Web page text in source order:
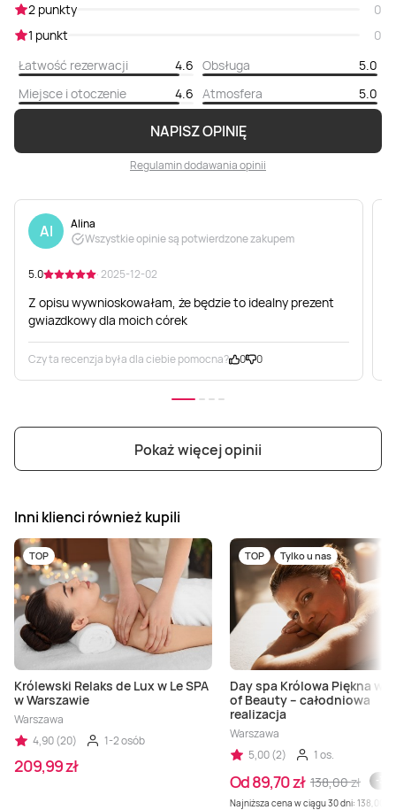
NAPISZ OPINIĘ
Regulamin dodawania opinii
2 punkty
0
1 punkt
0
Łatwość rezerwacji
4.6 Obsługa
5.0
Miejsce i otoczenie
4.6 Atmosfera 5.0
Al
Alina
Wszystkie opinie są potwierdzone zakupem
5.0 · 2025-12-02
Z opisu wywnioskowałam, że będzie to idealny prezent
gwiazdkowy dla moich córek
Czy ta recenzja była dla ciebie pomocna? 0 0
Pokaż więcej opinii
Inni klienci również kupili
TOP
Królewski Relaks de Lux w Le SPA
w Warszawie
Warszawa
4,90 (20)
1-2 osób
209,99 zł
TOP Tylko u nas
Day spa Królowa Piękna w
of Beauty – całodniowa
realizacja
Warszawa
5,00 (2)
1 os.
Od 89,70 zł 138,00 zł
-35
Najniższa cena w ciągu 30 dni: 138,00 zł